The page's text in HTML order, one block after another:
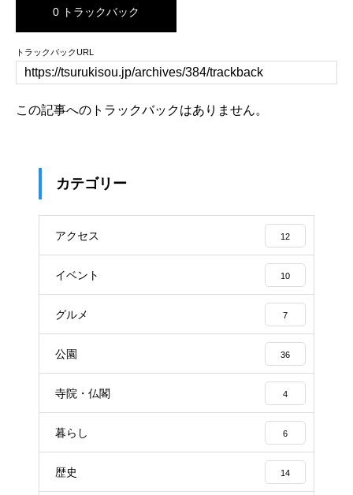
0 トラックバック
トラックバックURL
この記事へのトラックバックはありません。
カテゴリー
アクセス 12
イベント 10
グルメ 7
公園 36
寺院・仏閣 4
暮らし 6
歴史 14